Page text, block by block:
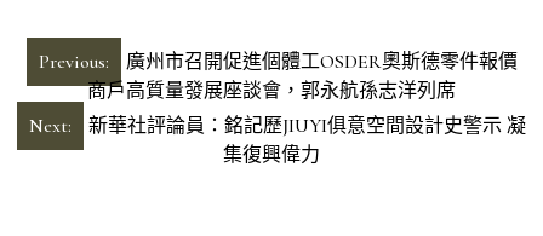
文
章
導
Previous:
廣州市召開促進個體工OSDER奧斯德零件報價
商戶高質量發展座談會，郭永航孫志洋列席
Next:
新華社評論員：銘記歷JIUYI俱意空間設計史警示 凝
集復興偉力